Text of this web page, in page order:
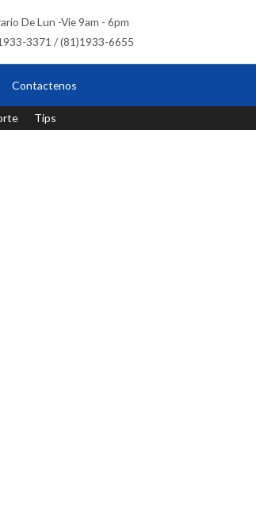
De Lun -Vie 9am - 6pm
3371 / (81)1933-6655
Contactenos
Tips